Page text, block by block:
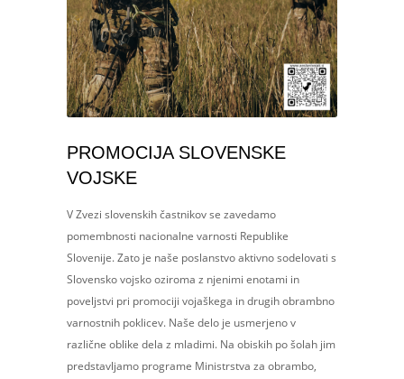
PROMOCIJA SLOVENSKE
VOJSKE
V Zvezi slovenskih častnikov se zavedamo
pomembnosti nacionalne varnosti Republike
Slovenije. Zato je naše poslanstvo aktivno sodelovati s
Slovensko vojsko oziroma z njenimi enotami in
poveljstvi pri promociji vojaškega in drugih obrambno
varnostnih poklicev. Naše delo je usmerjeno v
različne oblike dela z mladimi. Na obiskih po šolah jim
predstavljamo programe Ministrstva za obrambo,